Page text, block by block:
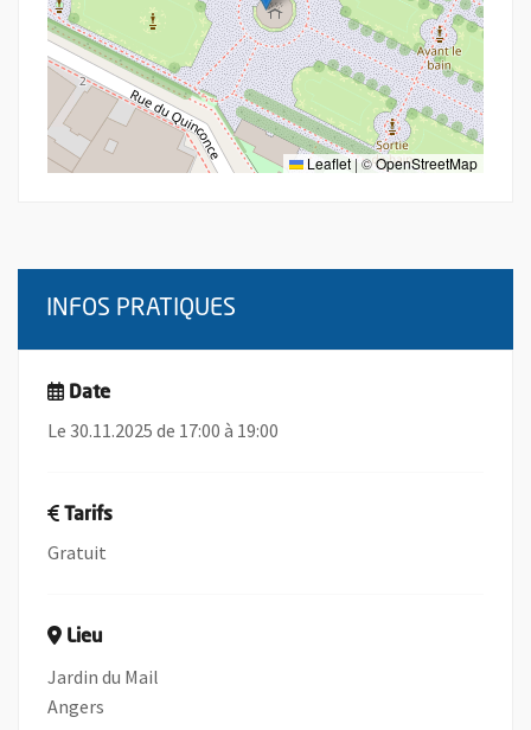
Leaflet | ©OpenStreetMap
INFOS PRATIQUES
Date
Le 30.11.2025 de 17:00 à 19:00
Tarifs
Gratuit
Lieu
Jardin du Mail
Angers